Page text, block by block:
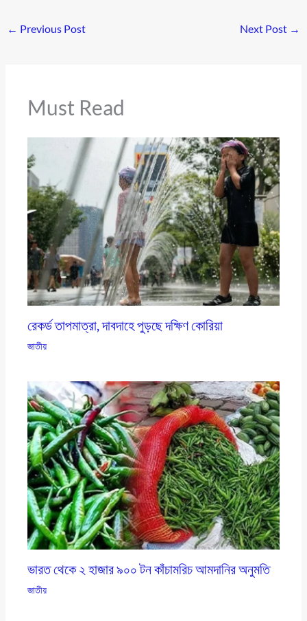
← Previous Post Next Post →
Must Read
রেকর্ড তাপমাত্রা, দাবদাহে পুড়ছে দক্ষিণ কোরিয়া
জাতীয়
ভারত থেকে ২ হাজার ৯০০ টন কাঁচামরিচ আমদানির অনুমতি
জাতীয়